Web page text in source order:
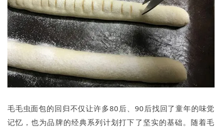
毛毛虫面包的回归不仅让许多80后、90后找回了童年的味觉
记忆，也为品牌的经典系列计划打下了坚实的基础。随着毛